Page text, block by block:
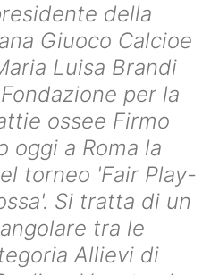
della
Giuoco Calcioe
Luisa Brandi
per la
ossee Firmo
oggi a Roma la
torneo 'Fair Play-
Si tratta di un
tra le
Allievi di